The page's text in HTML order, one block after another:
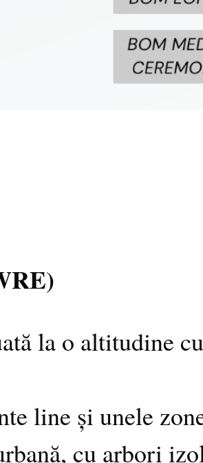
la o altitudine
line și unele
cu arbori